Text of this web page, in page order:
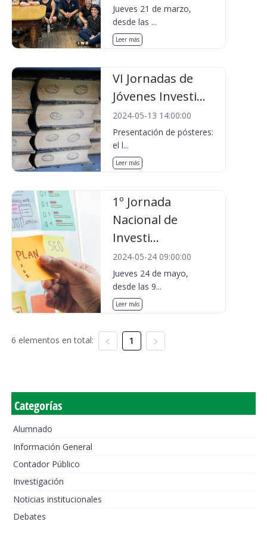
Jueves 21 de marzo,
desde las ...
Leer más
VI Jornadas de
Jóvenes Investi...
2024-05-13 14:00:00
Presentación de pósteres:
el l...
Leer más
1º Jornada
Nacional de
Investi...
2024-05-24 09:00:00
Jueves 24 de mayo,
desde las 9...
Leer más
6 elementos en total: 1
Categorías
Alumnado
Información General
Contador Público
Investigación
Noticias institucionales
Debates